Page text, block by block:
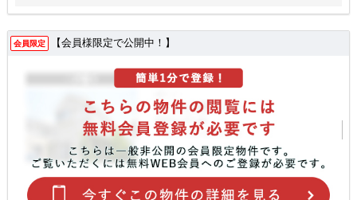
会員限定 【会員様限定で公開中！】